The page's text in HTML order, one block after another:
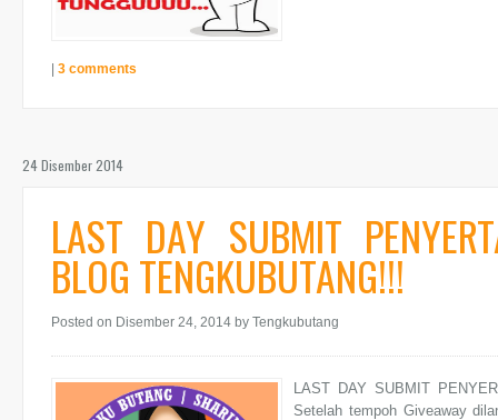
3 comments
24 Disember 2014
LAST DAY SUBMIT
BLOG TENGKUBUTANG!!!
Posted on Disember 24, 2014 by Tengkubutang
LAST DAY SUBMIT
Setelah tempoh Giveaway